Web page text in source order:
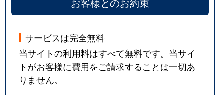
サービスは完全無料
当サイトの利用料はすべて無料です。当サイ
トがお客様に費用をご請求することは一切あ
りません。